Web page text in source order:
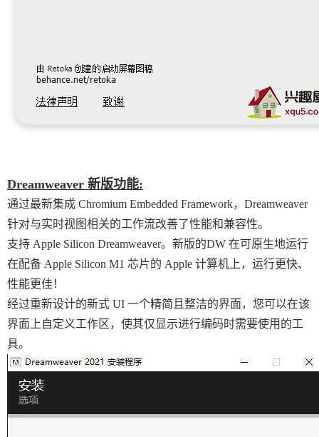
Dreamweaver 新版功能:
通过最新集成 Chromium Embedded Framework，Dreamweaver
针对与实时视图相关的工作流改善了性能和兼容性。
支持 Apple Silicon Dreamweaver。新版的DW 在可原生地运行
在配备 Apple Silicon M1 芯片的 Apple 计算机上，运行更快、
性能更佳！
经过重新设计的新式 UI 一个精简且整洁的界面，您可以在该
界面上自定义工作区，使其仅显示进行编码时需要使用的工
具。